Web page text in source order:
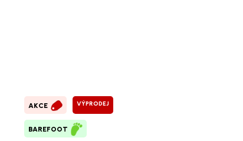
AKCE VÝPRODEJ
BAREFOOT